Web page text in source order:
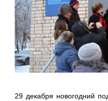
29 декабря новогодний